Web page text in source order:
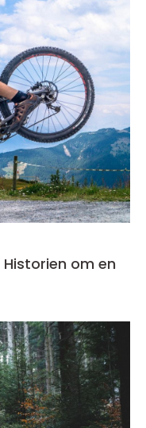
om en